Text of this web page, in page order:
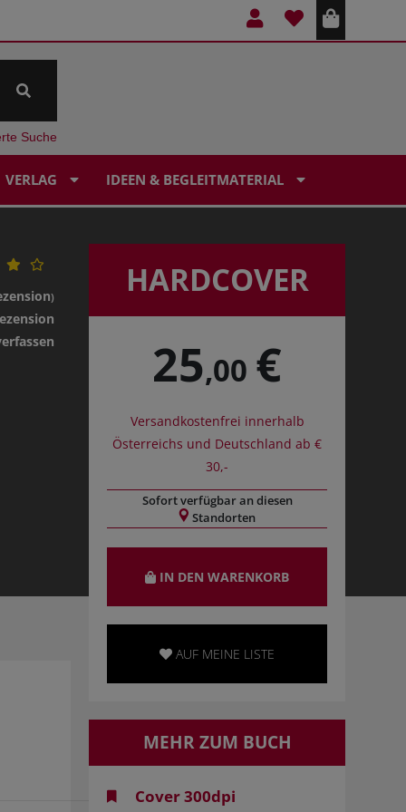
Suche
VERLAG IDEEN & BEGLEITMATERIAL
) HARDCOVER
25,00 €
Versandkostenfrei innerhalb
Österreichs und Deutschland ab €
30,-
Sofort verfügbar an diesen
Standorten
IN DEN WARENKORB
AUF MEINE LISTE
MEHR ZUM BUCH
Cover 300dpi